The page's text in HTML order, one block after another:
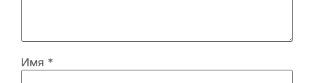
Имя *